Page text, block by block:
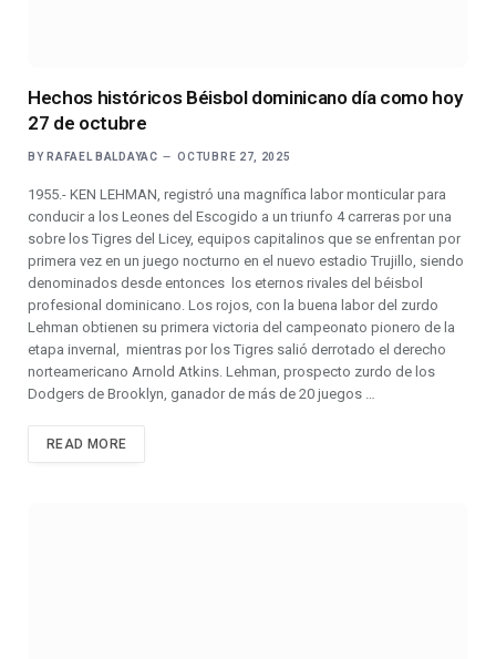
Hechos históricos Béisbol dominicano día como hoy
27 de octubre
BY RAFAEL BALDAYAC OCTUBRE 27, 2025
1955.- KEN LEHMAN, registró una magnífica labor monticular para
conducir a los Leones del Escogido a un triunfo 4 carreras por una
sobre los Tigres del Licey, equipos capitalinos que se enfrentan por
primera vez en un juego nocturno en el nuevo estadio Trujillo, siendo
denominados desde entonces los eternos rivales del béisbol
profesional dominicano. Los rojos, con la buena labor del zurdo
Lehman obtienen su primera victoria del campeonato pionero de la
etapa invernal, mientras por los Tigres salió derrotado el derecho
norteamericano Arnold Atkins. Lehman, prospecto zurdo de los
Dodgers de Brooklyn, ganador de más de 20 juegos …
READ MORE